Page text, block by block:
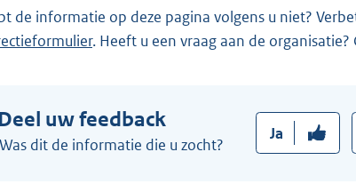
de informatie op deze pagina volgens u niet?
. Heeft u een vraag aan de organisatie?
uw feedback
Was dit de informatie die u zocht?
Ja